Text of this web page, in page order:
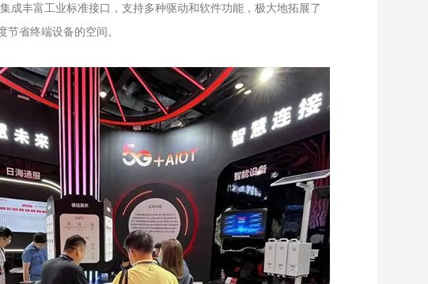
成丰富工业标准接口，支持多种驱动和软件功能，极大地拓展了
省终端设备的空间。